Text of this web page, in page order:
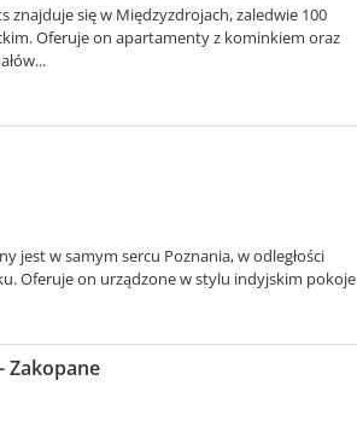
się w Międzyzdrojach, zaledwie 100
Oferuje on apartamenty z kominkiem oraz
jest w samym sercu Poznania, w odległości
Oferuje on urządzone w stylu indyjskim pokoje
Zakopane